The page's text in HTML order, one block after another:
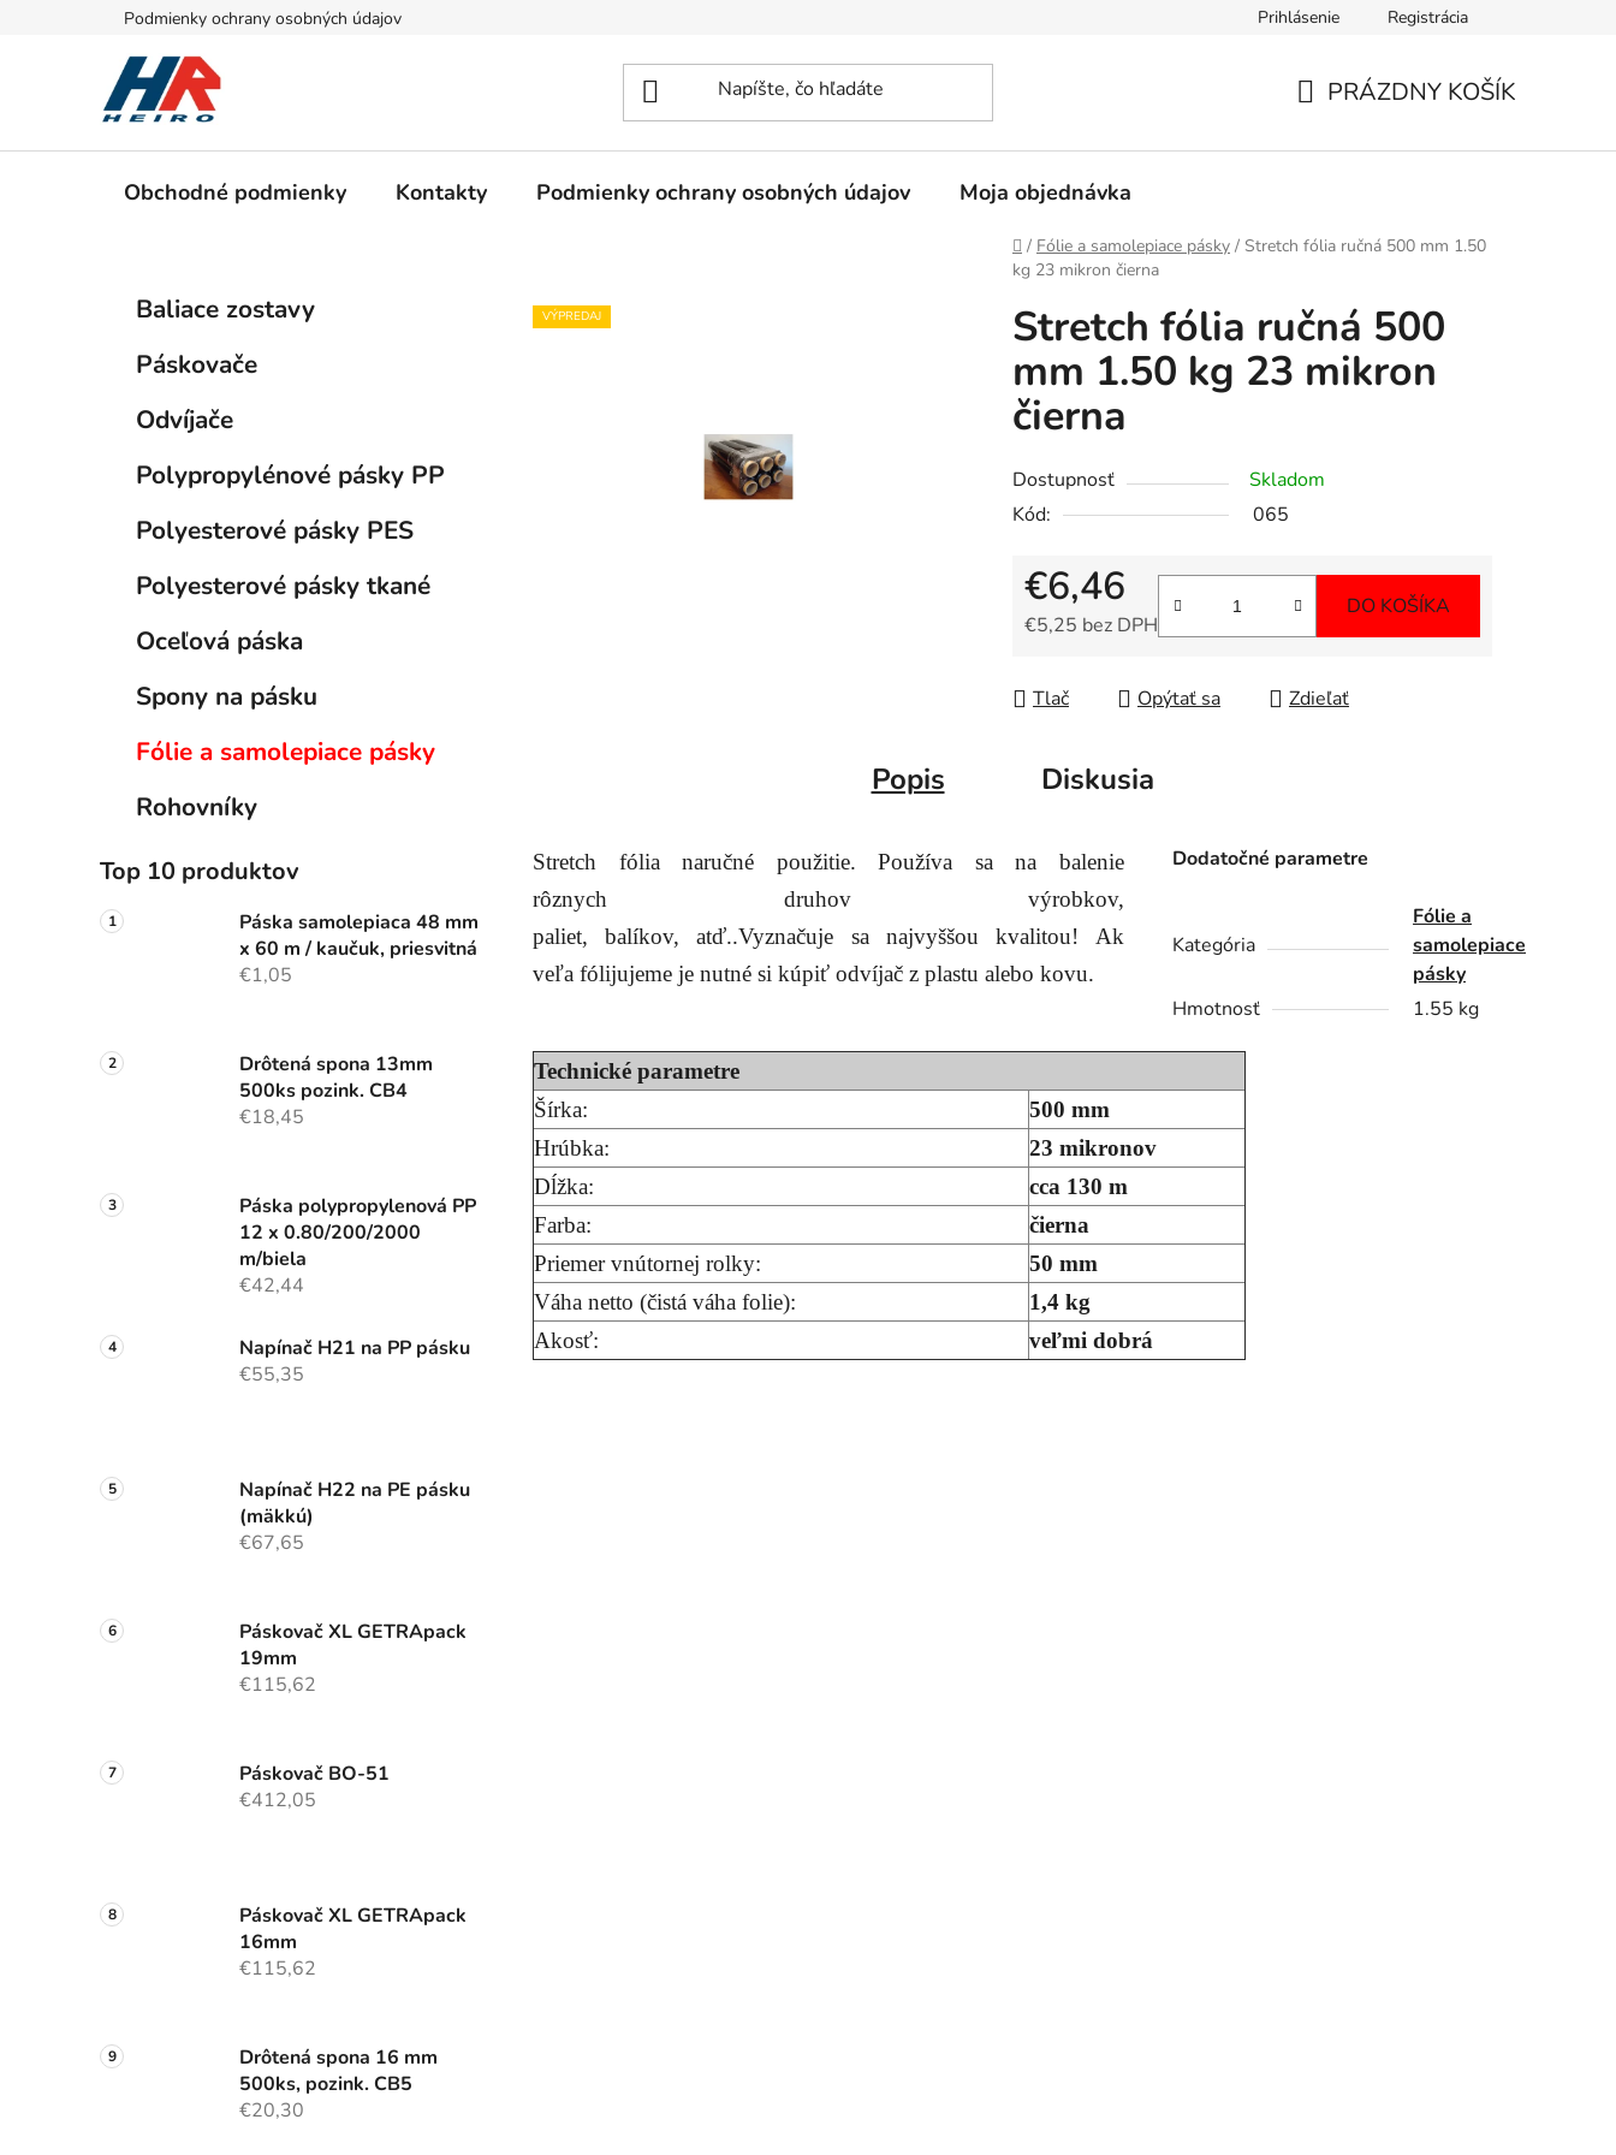
Podmienky ochrany osobných údajov Prihlásenie Registrácia
PRÁZDNY KOŠÍK
Obchodné podmienky Kontakty Podmienky ochrany osobných údajov Moja objednávka
Domov
/ Fólie a samolepiace pásky / Stretch fólia ručná 500 mm 1.50
kg 23 mikron čierna
Preskočiť
kategórie
Baliace zostavy
Páskovače
Odvíjače
Polypropylénové pásky PP
Polyesterové pásky PES
Polyesterové pásky tkané
Oceľová páska
Spony na pásku
Fólie a samolepiace pásky
Rohovníky
Top 10 produktov
Páska samolepiaca 48 mm
x 60 m / kaučuk, priesvitná
€1,05
Drôtená spona 13mm
500ks pozink. CB4
€18,45
Páska polypropylenová PP
12 x 0.80/200/2000
m/biela
€42,44
Napínač H21 na PP pásku
€55,35
Napínač H22 na PE pásku
(mäkkú)
€67,65
Páskovač XL GETRApack
19mm
€115,62
Páskovač BO-51
€412,05
Páskovač XL GETRApack
16mm
€115,62
Drôtená spona 16 mm
500ks, pozink. CB5
€20,30
Stretch fólia ručná 500
mm 1.50 kg 23 mikron
čierna
Dostupnosť
Skladom
Kód:
065
€6,46
€5,25 bez DPH
DO KOŠÍKA
Tlač Opýtať sa Zdieľať
VÝPREDAJ
Popis Diskusia
Stretch fólia naručné použitie.Používa sanabalenie
rôznychdruhov výrobkov,
paliet,balíkov,atď..Vyznačuje sa najvyššou kvalitou!Ak
veľa fólijujeme je nutné si kúpiť odvíjač z plastu alebo kovu.
Technické parametre
Šírka:
500 mm
Hrúbka:
23 mikronov
Dĺžka:
cca 130 m
Farba:
čierna
Priemer vnútornej rolky:
50 mm
Váha netto (čistá váha folie):
1,4 kg
Akosť:
veľmi dobrá
Dodatočné parametre
Kategória
Fólie a
samolepiace
pásky
Hmotnosť
1.55 kg